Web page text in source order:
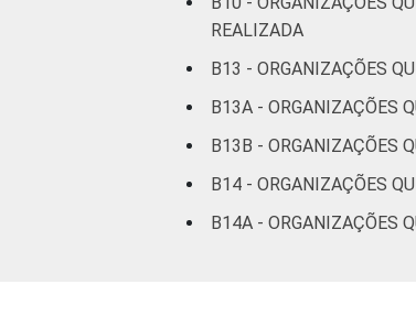
Fonte: CGI.br/NIC.br,
Tecnologias de Informação
REALIZADA
B13 - ORGANIZAÇÕES
B13A - ORGANIZAÇÕES
B13B - ORGANIZAÇÕES
B14 - ORGANIZAÇÕES
B14A - ORGANIZAÇÕES